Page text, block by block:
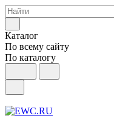
Каталог
По всему сайту
По каталогу